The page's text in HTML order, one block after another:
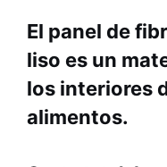
El panel de
liso es un
los interiores
alimentos.